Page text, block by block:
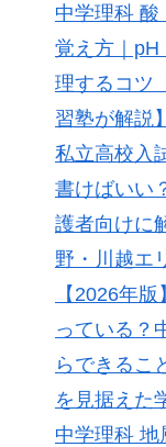
中学理科
覚え方｜pH
理するコツ
習塾が解説】
私立高校入
書けばいい
護者向けに
野・川越エ
【2026年
っている？
らできるこ
を見据えた
中学理科